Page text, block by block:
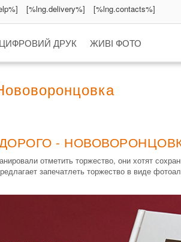
[%lng.delivery%] [%lng.contacts%]
ЦИФРОВИЙ ДРУК ЖИВІ ФОТО
-
отметить торжество, они хотят
запечатлеть торжество в виде